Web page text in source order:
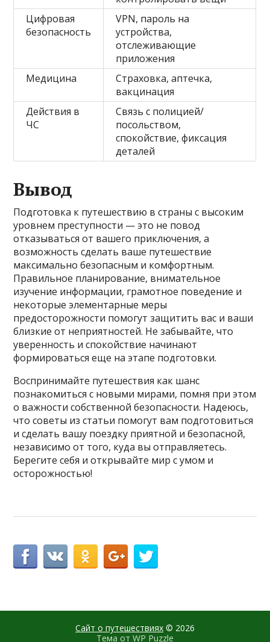
Цифровая
безопасность
VPN, пароль на
устройства,
отслеживающие
приложения
Медицина
Страховка, аптечка,
вакцинация
Действия в
ЧС
Связь с полицией/
посольством,
спокойствие, фиксация
деталей
Вывод
Подготовка к путешествию в страны с высоким
уровнем преступности — это не повод
отказываться от вашего приключения, а
возможность сделать ваше путешествие
максимально безопасным и комфортным.
Правильное планирование, внимательное
изучение информации, грамотное поведение и
некоторые элементарные меры
предосторожности помогут защитить вас и ваши
близкие от неприятностей. Не забывайте, что
уверенность и спокойствие начинают
формироваться еще на этапе подготовки.
Воспринимайте путешествия как шанс
познакомиться с новыми мирами, помня при этом
о важности собственной безопасности. Надеюсь,
что советы из статьи помогут вам подготовиться
и сделать вашу поездку приятной и безопасной,
независимо от того, куда вы отправляетесь.
Берегите себя и открывайте мир с умом и
осторожностью!
Сайт о путешествиях © 2026
Тема от WP Puzzle